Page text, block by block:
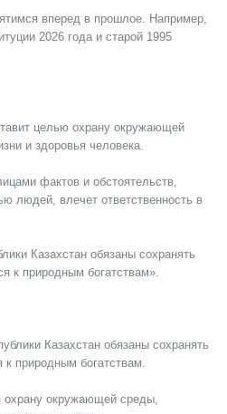
вперед в прошлое. Например,
2026 года и старой 1995
целью охрану окружающей
и здоровья человека.
фактов и обстоятельств,
людей, влечет ответственность в
Казахстан обязаны сохранять
к природным богатствам».
Казахстан обязаны сохранять
природным богатствам.
охрану окружающей среды,